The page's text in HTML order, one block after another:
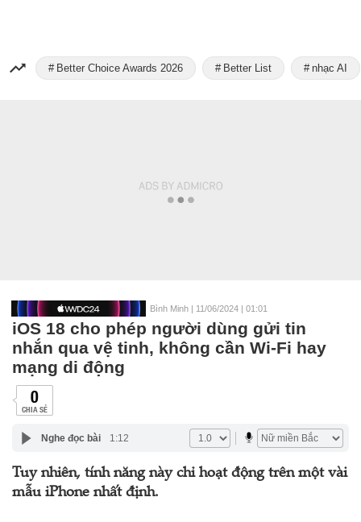
Better Choice Awards 2026 Better List nhạc AI
Bình Minh | 11/06/2024 | 01:01
iOS 18 cho phép người dùng gửi tin
nhắn qua vệ tinh, không cần Wi-Fi hay
mạng di động
0
CHIA SẺ
Nghe đọc bài 1:12
Tuy nhiên, tính năng này chỉ hoạt động trên một vài
mẫu iPhone nhất định.